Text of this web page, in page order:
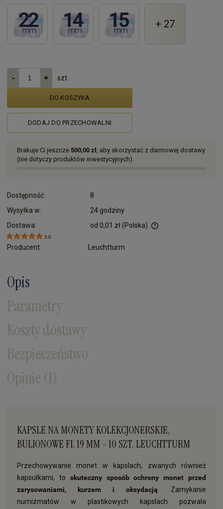
+ 27
szt.
DO KOSZYKA
DODAJ DO PRZECHOWALNI
Brakuje Ci jeszcze 500,00 zł, aby skorzystać z darmowej dostawy
(nie dotyczy produktów inwestycyjnych).
Dostępność:
8
Wysyłka w:
24 godziny
Dostawa:
od 0,01 zł(Polska)
5.0
Producent: Leuchtturm
Opis
Parametry
Koszty dostawy
Bezpieczeństwo
Opinie (1)
KAPSLE NA MONETY KOLEKCJONERSKIE,
BULIONOWE FI. 19 MM - 10 SZT. LEUCHTTURM
Przechowywanie monet w kapslach, zwanych również
kapsułkami, to skuteczny sposób ochrony monet przed
zarysowaniami, kurzem i oksydacją . Zamykanie
numizmatów w plastikowych kapslach pozwala